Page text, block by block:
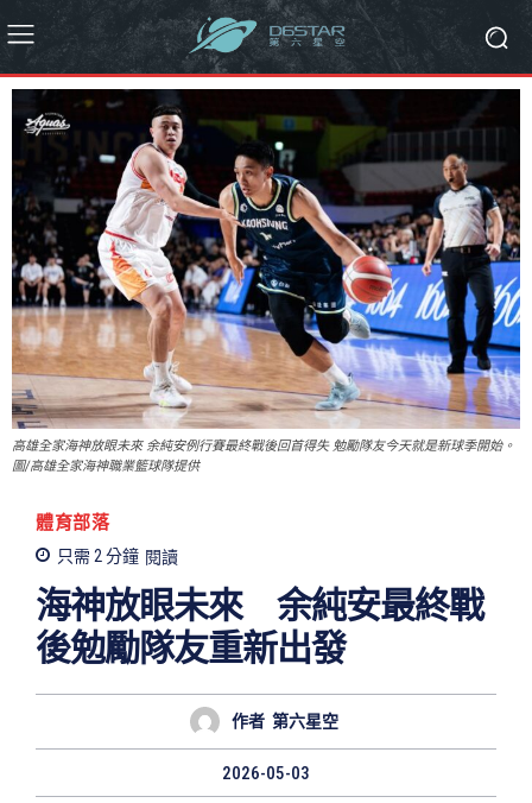
高雄全家海神放眼未來 余純安例行賽最終戰後回首得失 勉勵隊友今天就是新球季開始。
圖/高雄全家海神職業籃球隊提供
體育部落
只需 2分鐘 閱讀
海神放眼未來 余純安最終戰
後勉勵隊友重新出發
作者 第六星空
2026-05-03